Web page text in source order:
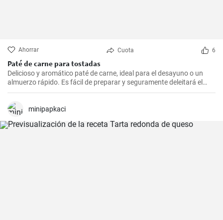
Ahorrar Cuota 6
Paté de carne para tostadas
Delicioso y aromático paté de carne, ideal para el desayuno o un
almuerzo rápido. Es fácil de preparar y seguramente deleitará el
paladar de todos los amantes de la carne.
minipapkaci